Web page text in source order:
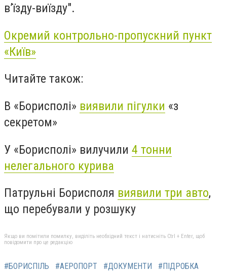
в’їзду-виїзду".
Окремий контрольно-пропускний пункт
«Київ»
Читайте також:
В «Борисполі» виявили пігулки «з
секретом»
У «Борисполі» вилучили 4 тонни
нелегального курива
Патрульні Борисполя виявили три авто,
що перебували у розшуку
Якщо ви помітили помилку, виділіть необхідний текст і натисніть Ctrl + Enter, щоб
повідомити про це редакцію
#БОРИСПІЛЬ #АЕРОПОРТ #ДОКУМЕНТИ #ПІДРОБКА